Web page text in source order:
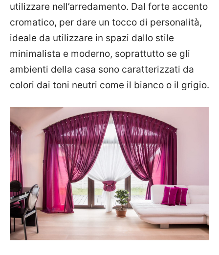
utilizzare nell’arredamento. Dal forte accento
cromatico, per dare un tocco di personalità,
ideale da utilizzare in spazi dallo stile
minimalista e moderno, soprattutto se gli
ambienti della casa sono caratterizzati da
colori dai toni neutri come il bianco o il grigio.